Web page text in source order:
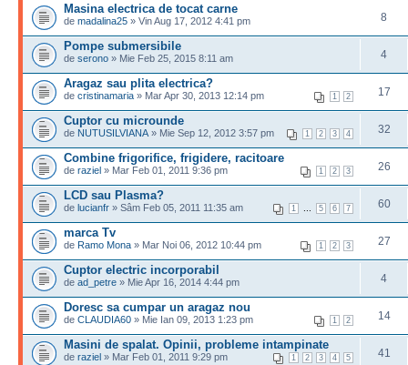
Masina electrica de tocat carne
de madalina25 » Vin Aug 17, 2012 4:41 pm 8
Pompe submersibile
de serono » Mie Feb 25, 2015 8:11 am 4
Aragaz sau plita electrica?
1 2
de cristinamaria » Mar Apr 30, 2013 12:14 pm 17
Cuptor cu microunde
1 2 3 4
de NUTUSILVIANA » Mie Sep 12, 2012 3:57 pm 32
Combine frigorifice, frigidere, racitoare
1 2 3
de raziel » Mar Feb 01, 2011 9:36 pm 26
LCD sau Plasma?
1 5 6 7
de lucianfr » Sâm Feb 05, 2011 11:35 am 60
marca Tv
1 2 3
de Ramo Mona » Mar Noi 06, 2012 10:44 pm 27
Cuptor electric incorporabil
de ad_petre » Mie Apr 16, 2014 4:44 pm 4
Doresc sa cumpar un aragaz nou
1 2
de CLAUDIA60 » Mie Ian 09, 2013 1:23 pm 14
Masini de spalat. Opinii, probleme intampinate
1 2 3 4 5
de raziel » Mar Feb 01, 2011 9:29 pm 41